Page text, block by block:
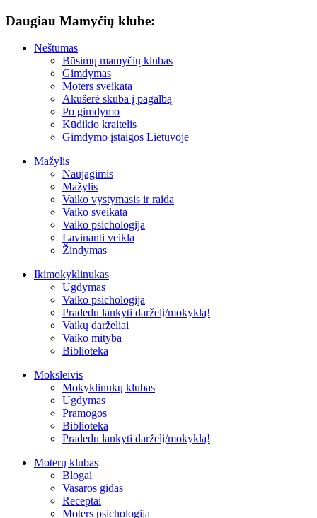
Daugiau Mamyčių klube:
Nėštumas
Būsimų mamyčių klubas
Gimdymas
Moters sveikata
Akušerė skuba į pagalbą
Po gimdymo
Kūdikio kraitelis
Gimdymo įstaigos Lietuvoje
Mažylis
Naujagimis
Mažylis
Vaiko vystymasis ir raida
Vaiko sveikata
Vaiko psichologija
Lavinanti veikla
Žindymas
Ikimokyklinukas
Ugdymas
Vaiko psichologija
Pradedu lankyti darželį/mokyklą!
Vaikų darželiai
Vaiko mityba
Biblioteka
Moksleivis
Mokyklinukų klubas
Ugdymas
Pramogos
Biblioteka
Pradedu lankyti darželį/mokyklą!
Moterų klubas
Blogai
Vasaros gidas
Receptai
Moters psichologija